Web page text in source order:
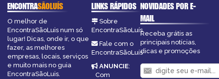
ENCONTRASÃOLUÍS
O melhor de
EncontraSãoLuis num só
lugar! Dicas, onde ir, o que
fazer, as melhores
empresas, locais, serviços
e muito mais no guia
EncontraSãoLuis.
LINKS RÁPIDOS
Sobre
EncontraSãoLuís
Fale com o
EncontraSãoLuís
ANUNCIE:
Com
NOVIDADES POR E-
MAIL
Receba grátis as
principais notícias,
dicas e promoções